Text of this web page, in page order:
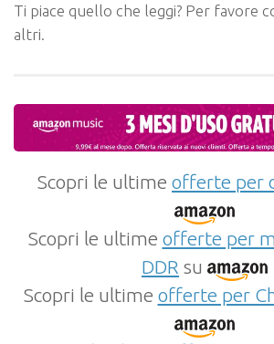
Ti piace quello che leggi? Per favore
altri.
Scopri le ultime offerte per
Scopri le ultime offerte per
DDR su
Scopri le ultime offerte per